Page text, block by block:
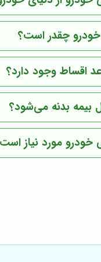
چقدر است؟
اقساط وجود دارد؟
بیمه بدنه می‌شود؟
خودرو مورد نیاز